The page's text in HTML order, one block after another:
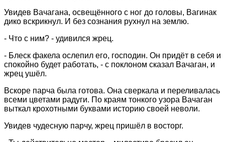
Увидев Вачагана, освещённого с ног до головы, Вагинак
дико вскрикнул. И без сознания рухнул на землю.
- Что с ним? - удивился жрец.
- Блеск факела ослепил его, господин. Он придёт в себя и
спокойно будет работать, - с поклоном сказал Вачаган, и
жрец ушёл.
Вскоре парча была готова. Она сверкала и переливалась
всеми цветами радуги. По краям тонкого узора Вачаган
выткал крохотными буквами историю своей неволи.
Увидев чудесную парчу, жрец пришёл в восторг.